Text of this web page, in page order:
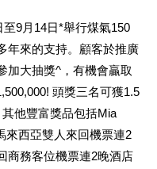
9月14日*舉行煤氣150
年來的支持。顧客於推廣
加大抽獎^，有機會贏取
頭獎三名可獲1.5
他豐富獎品包括Mia
來西亞雙人來回機票連2
商務客位機票連2晚酒店